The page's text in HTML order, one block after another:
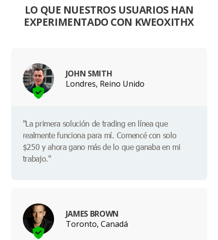
LO QUE NUESTROS USUARIOS HAN
EXPERIMENTADO CON KWEOXITHX
JOHN SMITH
Londres, Reino Unido
"La primera solución de trading en línea que
realmente funciona para mí. Comencé con solo
$250 y ahora gano más de lo que ganaba en mi
trabajo."
JAMES BROWN
Toronto, Canadá